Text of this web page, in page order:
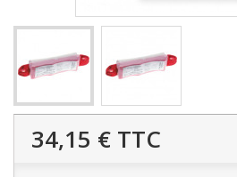
34,15 € TTC